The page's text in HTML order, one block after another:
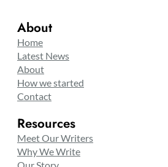
About
Home
Latest News
About
How we started
Contact
Resources
Meet Our Writers
Why We Write